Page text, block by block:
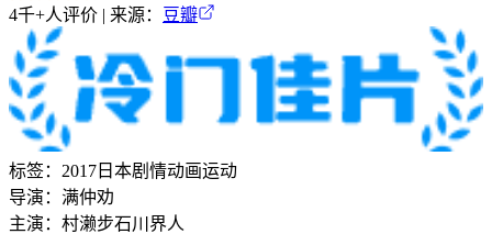
4千+人评价 | 来源： 豆瓣
标签： 2017 日本剧情动画运动
导演： 满仲劝
主演： 村濑步石川界人